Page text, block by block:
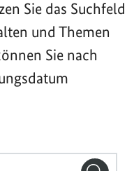
Sie das Suchfeld
und Themen
Sie nach